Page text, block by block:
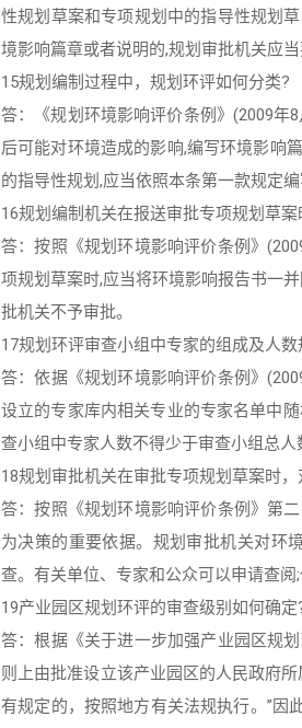
性规划草案和专项规划中的指导性规划
境影响篇章或者说明的,规划审批机关应
15规划编制过程中，规划环评如何分类?
答：《规划环境影响评价条例》(2009年
后可能对环境造成的影响,编写环境影响
的指导性规划,应当依照本条第一款规定
16规划编制机关在报送审批专项规划草
答：按照《规划环境影响评价条例》
项规划草案时,应当将环境影响报告书一
批机关不予审批。
17规划环评审查小组中专家的组成及人数
答：依据《规划环境影响评价条例》
设立的专家库内相关专业的专家名单中
查小组中专家人数不得少于审查小组总人
18规划审批机关在审批专项规划草案时
答：按照《规划环境影响评价条例》第
为决策的重要依据。规划审批机关对环
查。有关单位、专家和公众可以申请查阅;
19产业园区规划环评的审查级别如何确定
答：根据《关于进一步加强产业园区规
则上由批准设立该产业园区的人民政府
有规定的，按照地方有关法规执行。”因